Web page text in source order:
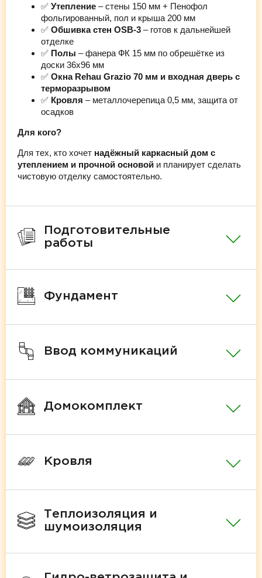
✅ Утепление – стены 150 мм + Пенофол
фольгированный, пол и крыша 200 мм
✅ Обшивка стен OSB-3 – готов к дальнейшей
отделке
✅ Полы – фанера ФК 15 мм по обрешётке из
доски 36х96 мм
✅ Окна Rehau Grazio 70 мм и входная дверь с
терморазрывом
✅ Кровля – металлочерепица 0,5 мм, защита от
осадков
Для кого?
Для тех, кто хочет надёжный каркасный дом с
утеплением и прочной основой и планирует сделать
чистовую отделку самостоятельно.
Подготовительные
работы
Фундамент
Ввод коммуникаций
Домокомплект
Кровля
Теплоизоляция и
шумоизоляция